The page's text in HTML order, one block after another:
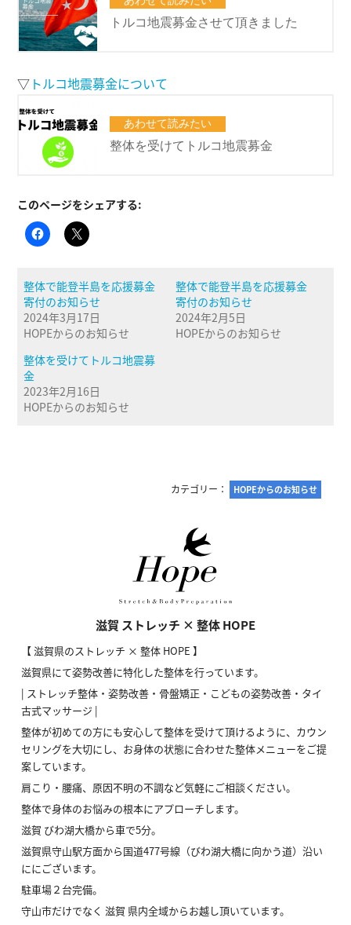
▽トルコ地震募金について
このページをシェアする:
整体で能登半島を応援募金
寄付のお知らせ
2024年3月17日
HOPEからのお知らせ
整体で能登半島を応援募金
寄付のお知らせ
2024年2月5日
HOPEからのお知らせ
整体を受けてトルコ地震募
金
2023年2月16日
HOPEからのお知らせ
カテゴリー： HOPEからのお知らせ
滋賀 ストレッチ × 整体 HOPE
【 滋賀県のストレッチ × 整体 HOPE 】
滋賀県にて姿勢改善に特化した整体を行っています。
| ストレッチ整体・姿勢改善・骨盤矯正・こどもの姿勢改善・タイ
古式マッサージ |
整体が初めての方にも安心して整体を受けて頂けるように、カウン
セリングを大切にし、お身体の状態に合わせた整体メニューをご提
案しています。
肩こり・腰痛、原因不明の不調など気軽にご相談ください。
整体で身体のお悩みの根本にアプローチします。
滋賀 びわ湖大橋から車で5分。
滋賀県守山駅方面から国道477号線（びわ湖大橋に向かう道）沿い
ににございます。
駐車場２台完備。
守山市だけでなく 滋賀 県内全域からお越し頂いています。